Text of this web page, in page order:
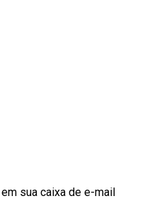
sua caixa de e-mail